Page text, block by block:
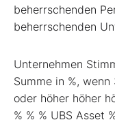
beherrschenden
beherrschenden
Unternehmen
Summe in %,
oder höher höher
% % % UBS Asset